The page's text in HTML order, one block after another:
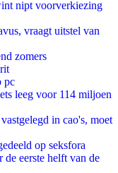
nipt voorverkiezing
vraagt uitstel van
zomers
pc
leeg voor 114 miljoen
in cao's, moet
op seksfora
eerste helft van de